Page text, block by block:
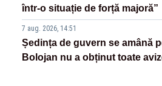
într-o situație de forță majoră”
7 aug. 2026, 14:51
Ședința de guvern se amână
Bolojan nu a obținut toate